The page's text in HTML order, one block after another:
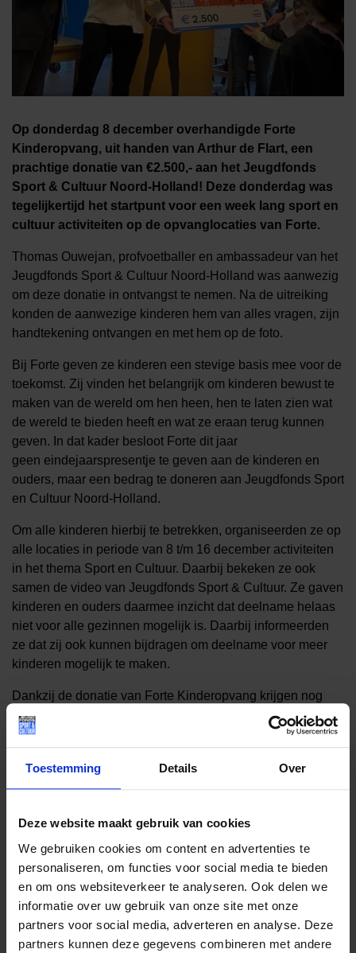
Toestemming Details Over
Deze website maakt gebruik van cookies
We gebruiken cookies om content en advertenties te
personaliseren, om functies voor social media te bieden
en om ons websiteverkeer te analyseren. Ook delen we
informatie over uw gebruik van onze site met onze
partners voor social media, adverteren en analyse. Deze
partners kunnen deze gegevens combineren met andere
Op donderdag 8 december overhandigde Forte
Kinderopvang, uit handen van Arthur de Flart, een
prachtige donatie van €2.500,- aan het Jeugdfonds
Sport & Cultuur Noord-Holland! Deze donderdag was
tegelijkertijd het startpunt voor een week lang sport en
cultuur activiteiten op de opvanglocaties van Forte.
Thomas Ouwejan, profvoetballer en ambassadeur van het
Jeugdfonds Sport & Cultuur Noord-Holland was aanwezig
om deze donatie in ontvangst te nemen. Na de uitreiking
konden de aanwezige kinderen hem van alles vragen, zijn
handtekening ontvangen en met hem op de foto.
Bij Forte geven ze kinderen een stevige basis mee voor de
toekomst. Zij vinden het belangrijk om kinderen bewust te
maken van de wereld om hen heen, hen te laten zien wat
de wereld te bieden heeft en wat ze eraan terug kunnen
geven. In dat kader besloot Forte dit jaar
geen eindejaarspresentje te geven aan de kinderen en
ouders, maar een bedrag te doneren aan Jeugdfonds Sport
en Cultuur Noord-Holland.
Om alle kinderen hierbij te betrekken, organiseerden ze op
alle locaties in periode van 8 t/m 16 december activiteiten
in het thema Sport en Cultuur. Daarbij bekeken ze ook
samen de video van Jeugdfonds Sport & Cultuur. Ze gaven
kinderen en ouders daarmee inzicht dat deelname helaas
niet voor alle gezinnen mogelijk is. Daarbij informeerden
ze dat zij ook kunnen bijdragen om deelname voor meer
kinderen mogelijk te maken.
Dankzij de donatie van Forte Kinderopvang krijgen nog
meer kinderen die in armoede leven de mogelijkheid deel
te nemen aan sport en cultuur!
Deel dit bericht op social media!